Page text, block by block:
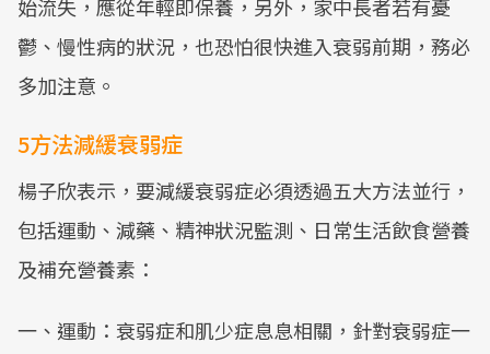
始流失，應從年輕即保養，另外，家中長者若有憂
鬱、慢性病的狀況，也恐怕很快進入衰弱前期，務必
多加注意。
5方法減緩衰弱症
楊子欣表示，要減緩衰弱症必須透過五大方法並行，
包括運動、減藥、精神狀況監測、日常生活飲食營養
及補充營養素：
一、運動：衰弱症和肌少症息息相關，針對衰弱症一